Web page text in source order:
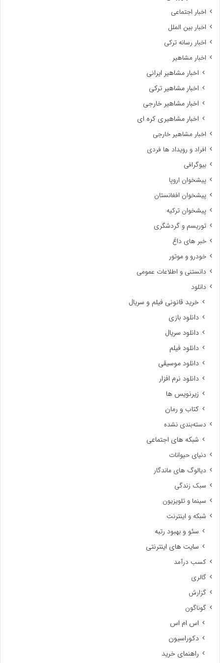
اخبار اجتماعی
اخبار بین الملل
اخبار رسانه ترکی
اخبار مشاهیر
اخبار مشاهیر ایرانی
اخبار مشاهیر ترکی
اخبار مشاهیر خارجی
اخبار مشاهیری کره ای
اخبار مشاهیر خارجی
افراد و رویداد ها فردی
بیوگرافی
پیشخوان اروپا
پیشخوان افغانستان
پیشخوان ترکیه
توریسم و گردشگری
خبر های داغ
خودرو و موتور
دانستنی و اطلاعات عمومی
دانلود
خرید قانونی فیلم و سریال
دانلود بازی
دانلود سریال
دانلود فیلم
دانلود موسیقی
دانلود نرم افزار
زیرنویس ها
کتاب و رمان
دسته‌بندی نشده
شبکه های اجتماعی
دنیای حیوانات
دیالوگ های ماندگار
سبک زندگی
سینما و تلویزیون
شبکه و اینترنت
سئو و بهبود رتبه
سایت های اینترنتی
کسب درآمد
گالری
گزارش
گوناگون
اس ام اس
دکوراسیون
راهنمای خرید